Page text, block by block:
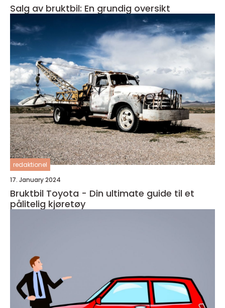
Salg av bruktbil: En grundig oversikt
redaktionel
17. January 2024
Bruktbil Toyota - Din ultimate guide til et
pålitelig kjøretøy